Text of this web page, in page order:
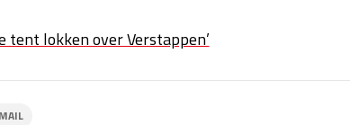
tent lokken over Verstappen’